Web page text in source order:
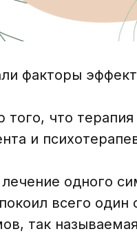
факторы
что
и
одного
всего
так